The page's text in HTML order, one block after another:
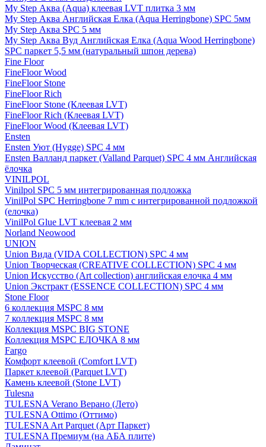
My Step Аква (Aqua) клеевая LVT плитка 3 мм
My Step Аква Английская Елка (Aqua Herringbone) SPC 5мм
My Step Аква SPC 5 мм
My Step Аква Вуд Английская Елка (Aqua Wood Herringbone)
SPC паркет 5,5 мм (натуральный шпон дерева)
Fine Floor
FineFloor Wood
FineFloor Stone
FineFloor Rich
FineFloor Stone (Клеевая LVT)
FineFloor Rich (Клеевая LVT)
FineFloor Wood (Клеевая LVT)
Ensten
Ensten Уют (Hygge) SPC 4 мм
Ensten Валланд паркет (Valland Parquet) SPC 4 мм Английская
ёлочка
VINILPOL
Vinilpol SPC 5 мм интегрированная подложка
VinilPol SPC Herringbone 7 mm с интегрированной подложкой
(елочка)
VinilPol Glue LVT клеевая 2 мм
Norland Neowood
UNION
Union Вида (VIDA COLLECTION) SPC 4 мм
Union Творческая (CREATIVE COLLECTION) SPC 4 мм
Union Искусство (Art collection) английская елочка 4 мм
Union Экстракт (ESSENCE COLLECTION) SPC 4 мм
Stone Floor
6 коллекция MSPC 8 мм
7 коллекция MSPC 8 мм
Коллекция MSPC BIG STONE
Коллекция MSPC ЕЛОЧКА 8 мм
Fargo
Комфорт клеевой (Comfort LVT)
Паркет клеевой (Parquet LVT)
Камень клеевой (Stone LVT)
Tulesna
TULESNA Verano Верано (Лето)
TULESNA Ottimo (Оттимо)
TULESNA Art Parquet (Арт Паркет)
TULESNA Премиум (на АБА плите)